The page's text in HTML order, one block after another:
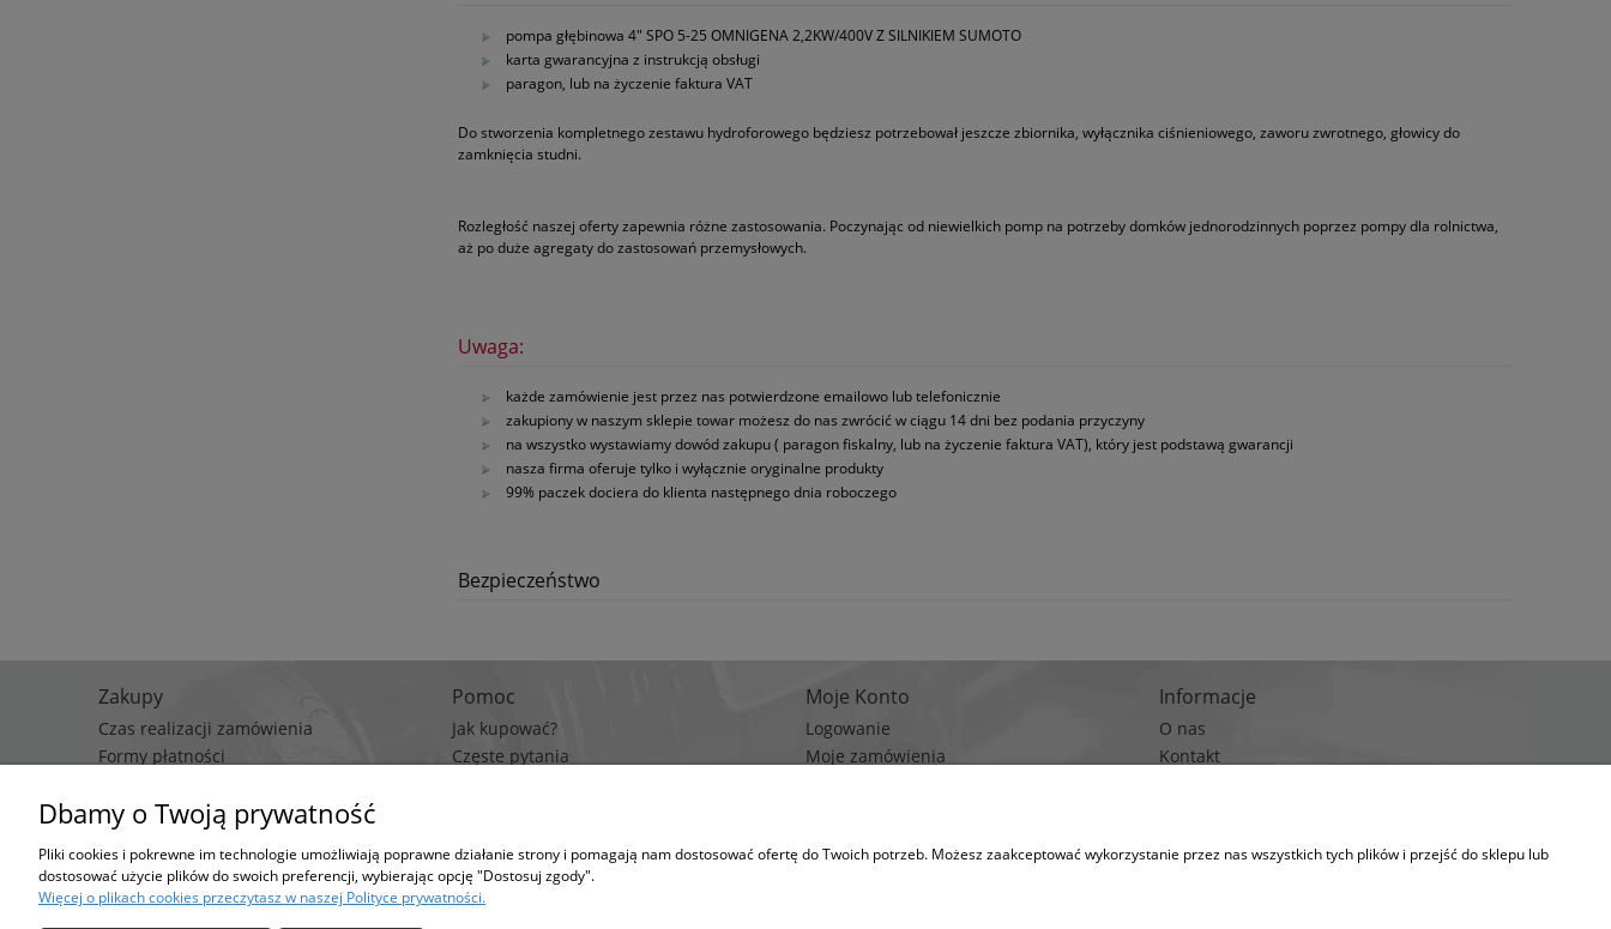
pompa głębinowa 4" SPO 5-25 OMNIGENA 2,2KW/400V Z SILNIKIEM SUMOTO
karta gwarancyjna z instrukcją obsługi
paragon, lub na życzenie faktura VAT
Do stworzenia kompletnego zestawu hydroforowego będziesz potrzebował jeszcze zbiornika, wyłącznika ciśnieniowego, zaworu zwrotnego, głowicy do
zamknięcia studni.
Rozległość naszej oferty zapewnia różne zastosowania. Poczynając od niewielkich pomp na potrzeby domków jednorodzinnych poprzez pompy dla rolnictwa,
aż po duże agregaty do zastosowań przemysłowych.
Uwaga:
każde zamówienie jest przez nas potwierdzone emailowo lub telefonicznie
zakupiony w naszym sklepie towar możesz do nas zwrócić w ciągu 14 dni bez podania przyczyny
na wszystko wystawiamy dowód zakupu ( paragon fiskalny, lub na życzenie faktura VAT), który jest podstawą gwarancji
nasza firma oferuje tylko i wyłącznie oryginalne produkty
99% paczek dociera do klienta następnego dnia roboczego
Bezpieczeństwo
Zakupy
Czas realizacji zamówienia
Formy płatności
Pomoc
Jak kupować?
Częste pytania
Moje Konto
Logowanie
Moje zamówienia
Informacje
O nas
Kontakt
Strona korzysta z plików cookies w celu realizacji usług i zgodnie z Polityką Plików Cookies.
Możesz określić warunki przechowywania lub dostępu do plików cookies w Twojej przeglądarce. (polityka prywatności)
Dbamy o Twoją prywatność
Pliki cookies i pokrewne im technologie umożliwiają poprawne działanie strony i pomagają nam dostosować ofertę do Twoich potrzeb. Możesz zaakceptować wykorzystanie przez nas wszystkich tych plików i przejść do sklepu lub
dostosować użycie plików do swoich preferencji, wybierając opcję "Dostosuj zgody".
Więcej o plikach cookies przeczytasz w naszej Polityce prywatności.